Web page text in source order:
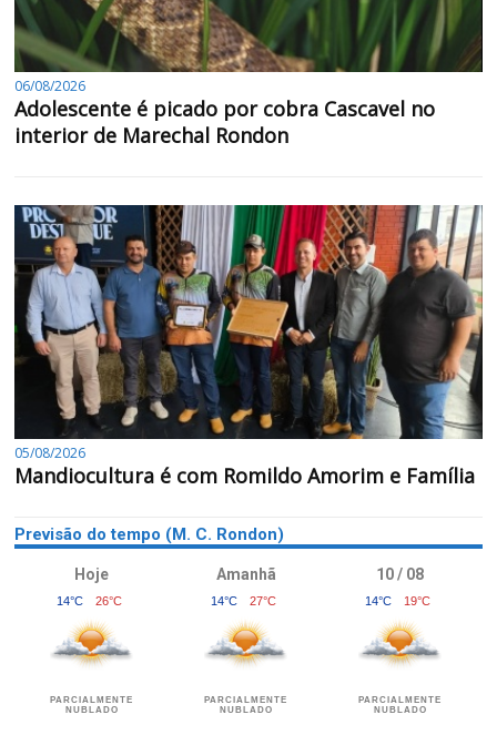
06/08/2026
Adolescente é picado por cobra Cascavel no
interior de Marechal Rondon
05/08/2026
Mandiocultura é com Romildo Amorim e Família
Previsão do tempo (M. C. Rondon)
Hoje
14°C 26°C
PARCIALMENTE
NUBLADO
Amanhã
14°C 27°C
PARCIALMENTE
NUBLADO
10 / 08
14°C 19°C
PARCIALMENTE
NUBLADO